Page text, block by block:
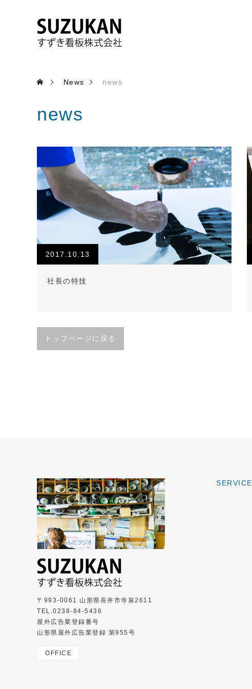
News news
news
2017.10.13
社長の特技
トップページに戻る
SERVICE
〒993-0061 山形県長井市寺泉2611
TEL.0238-84-5436
屋外広告業登録番号
山形県屋外広告業登録 第955号
OFFICE